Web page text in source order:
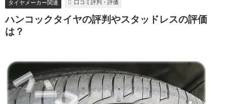
タイヤメーカー関連 口コミ評判・評価
ハンコックタイヤの評判やスタッドレスの評価
は？